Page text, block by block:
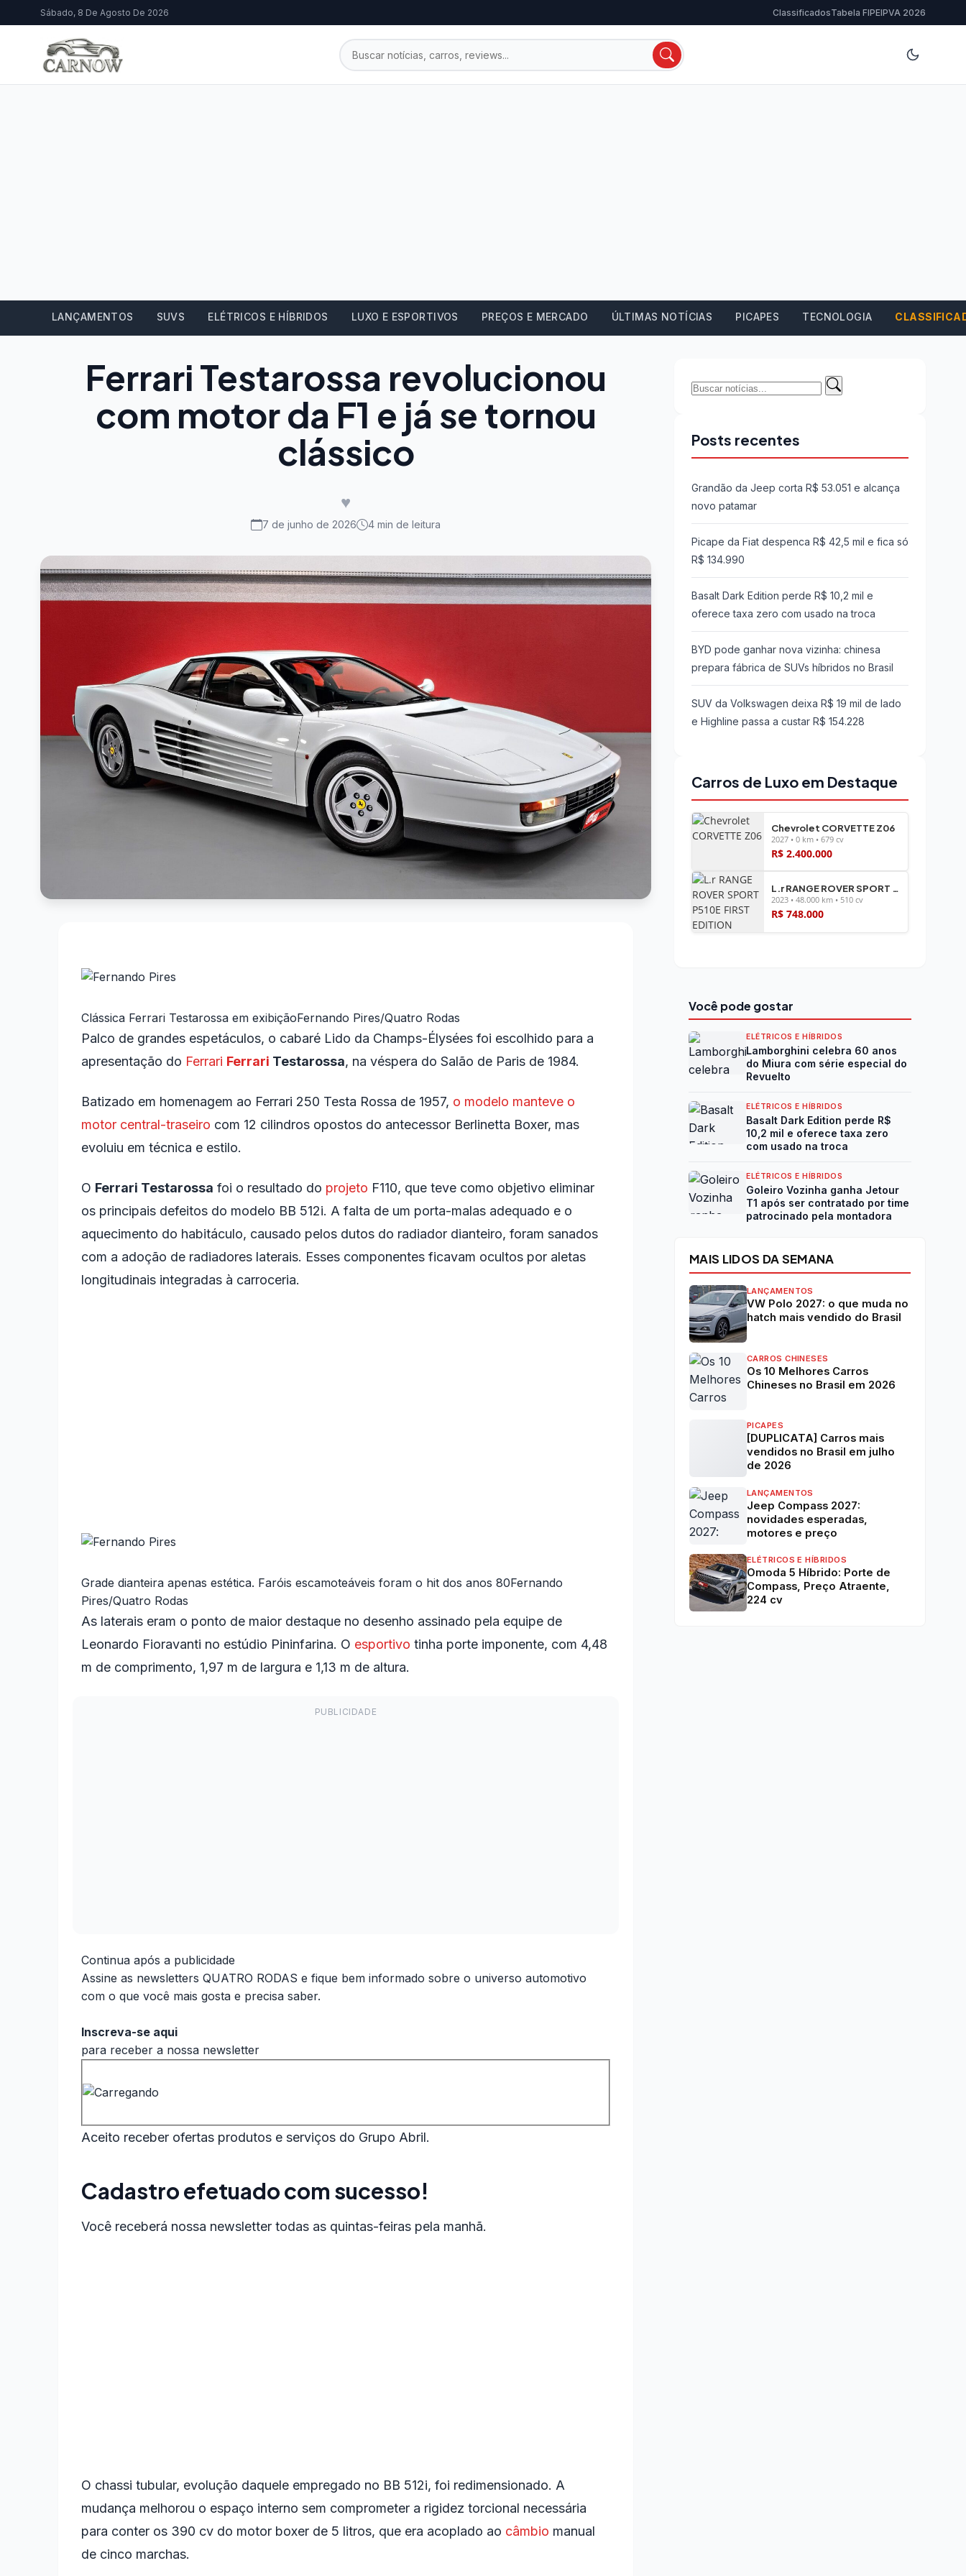
Sábado, 8 De Agosto De 2026 ClassificadosTabela FIPEIPVA 2026
LANÇAMENTOS SUVS ELÉTRICOS E HÍBRIDOS LUXO E ESPORTIVOS PREÇOS E MERCADO ÚLTIMAS NOTÍCIAS PICAPES TECNOLOGIA
Ferrari Testarossa revolucionou
com motor da F1 e já se tornou
clássico
♥
7 de junho de 2026 4 min de leitura
Clássica Ferrari Testarossa em exibiçãoFernando Pires/Quatro Rodas
Palco de grandes espetáculos, o cabaré Lido da Champs-Élysées foi escolhido para a
apresentação do Ferrari Ferrari Testarossa, na véspera do Salão de Paris de 1984.
Batizado em homenagem ao Ferrari 250 Testa Rossa de 1957, o modelo manteve o
motor central-traseiro com 12 cilindros opostos do antecessor Berlinetta Boxer, mas
evoluiu em técnica e estilo.
O Ferrari Testarossa foi o resultado do projeto F110, que teve como objetivo eliminar
os principais defeitos do modelo BB 512i. A falta de um porta-malas adequado e o
aquecimento do habitáculo, causado pelos dutos do radiador dianteiro, foram sanados
com a adoção de radiadores laterais. Esses componentes ficavam ocultos por aletas
longitudinais integradas à carroceria.
Grade dianteira apenas estética. Faróis escamoteáveis foram o hit dos anos 80Fernando
Pires/Quatro Rodas
As laterais eram o ponto de maior destaque no desenho assinado pela equipe de
Leonardo Fioravanti no estúdio Pininfarina. O esportivo tinha porte imponente, com 4,48
m de comprimento, 1,97 m de largura e 1,13 m de altura.
Continua após a publicidade
Assine as newsletters QUATRO RODAS e fique bem informado sobre o universo automotivo
com o que você mais gosta e precisa saber.
Inscreva-se aqui
para receber a nossa newsletter
Aceito receber ofertas produtos e serviços do Grupo Abril.
Cadastro efetuado com sucesso!
Você receberá nossa newsletter todas as quintas-feiras pela manhã.
O chassi tubular, evolução daquele empregado no BB 512i, foi redimensionado. A
mudança melhorou o espaço interno sem comprometer a rigidez torcional necessária
para conter os 390 cv do motor boxer de 5 litros, que era acoplado ao câmbio manual
de cinco marchas.
Buscar
Buscar
Posts recentes
Grandão da Jeep corta R$ 53.051 e alcança
novo patamar
Picape da Fiat despenca R$ 42,5 mil e fica só
R$ 134.990
Basalt Dark Edition perde R$ 10,2 mil e
oferece taxa zero com usado na troca
BYD pode ganhar nova vizinha: chinesa
prepara fábrica de SUVs híbridos no Brasil
SUV da Volkswagen deixa R$ 19 mil de lado
e Highline passa a custar R$ 154.228
Carros de Luxo em Destaque
Chevrolet CORVETTE Z06
2027 • 0 km • 679 cv
R$ 2.400.000
L.r RANGE ROVER SPORT P510E FIRST EDITION
2023 • 48.000 km • 510 cv
R$ 748.000
Você pode gostar
ELÉTRICOS E HÍBRIDOS
Lamborghini celebra 60 anos
do Miura com série especial do
Revuelto
ELÉTRICOS E HÍBRIDOS
Basalt Dark Edition perde R$
10,2 mil e oferece taxa zero
com usado na troca
ELÉTRICOS E HÍBRIDOS
Goleiro Vozinha ganha Jetour
T1 após ser contratado por time
patrocinado pela montadora
MAIS LIDOS DA SEMANA
LANÇAMENTOS
VW Polo 2027: o que muda no
hatch mais vendido do Brasil
CARROS CHINESES
Os 10 Melhores Carros
Chineses no Brasil em 2026
PICAPES
[DUPLICATA] Carros mais
vendidos no Brasil em julho
de 2026
LANÇAMENTOS
Jeep Compass 2027:
novidades esperadas,
motores e preço
ELÉTRICOS E HÍBRIDOS
Omoda 5 Híbrido: Porte de
Compass, Preço Atraente,
224 cv